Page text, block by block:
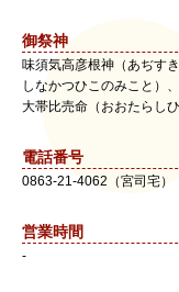
御祭神
味須気高彦根神（あぢす
しなかつひこのみこと）
大帯比売命（おおたらしひ
電話番号
0863-21-4062（宮司宅）
営業時間
-